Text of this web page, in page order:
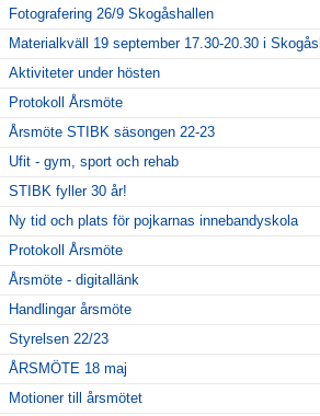
Fotografering 26/9 Skogåshallen
Materialkväll 19 september 17.30-20.30 i
Aktiviteter under hösten
Protokoll Årsmöte
Årsmöte STIBK säsongen 22-23
Ufit - gym, sport och rehab
STIBK fyller 30 år!
Ny tid och plats för pojkarnas innebandyskola
Protokoll Årsmöte
Årsmöte - digitallänk
Handlingar årsmöte
Styrelsen 22/23
ÅRSMÖTE 18 maj
Motioner till årsmötet